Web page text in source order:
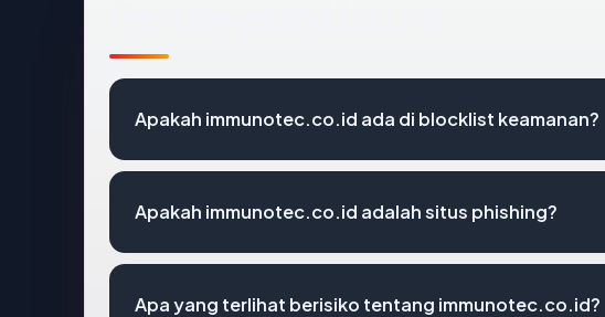
Apakah immunotec.co.id ada di blocklist keamanan?
Apakah immunotec.co.id adalah situs phishing?
Apa yang terlihat berisiko tentang immunotec.co.id?